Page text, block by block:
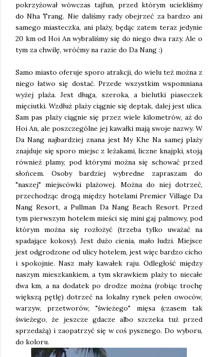
pokrzyżował wówczas tajfun, przed którym uciekliśmy
do Nha Trang. Nie daliśmy rady obejrzeć za bardzo ani
samego miasteczka, ani plaży, będąc zatem teraz jedynie
20 km od Hoi An wybraliśmy się do niego dwa razy. Ale o
tym za chwilę, wróćmy na razie do Da Nang :)
Samo miasto oferuje sporo atrakcji, do wielu też można z
niego łatwo się dostać. Przede wszystkim wspomniana
wyżej plaża. Jest długa, szeroka, a bielutki piaseczek
mięciutki. Wzdłuż plaży ciągnie się deptak, dalej jest ulica.
Sam pas plaży ciągnie się przez wiele kilometrów, aż do
Hoi An, ale poszczególne jej kawałki mają swoje nazwy. W
Da Nang najbardziej znana jest My Khe Na samej plaży
znajduje się sporo miejsc z leżakami, liczne knajpki, stoją
również plamy, pod którymi można się schować przed
słońcem. Osoby bardziej wybredne zapraszam do
"naszej" miejscówki plażowej. Można do niej dotrzeć,
przechodząc drogą między hotelami Premier Village Da
Nang Resort, a Pullman Da Nang Beach Resort. Przed
tym pierwszym hotelem mieści się mini gaj palmowy, pod
którym można się rozłożyć (trzeba tylko uważać na
spadające kokosy). Jest dużo cienia, mało ludzi. Miejsce
jest odgrodzone od ulicy hotelem, jest więc bardzo cicho
i spokojnie. Nasz mały kawałek raju. Odległość między
naszym mieszkankiem, a tym skrawkiem plaży to niecałe
dwa km, a na dodatek po drodze można (robiąc trochę
większą pętlę) dotrzeć na lokalny rynek pełen owoców,
warzyw, przetworów, "świeżego" mięsa (czasem tak
świeżego, że jeszcze gdacze albo szczeka tuż przed
sprzedażą) i zaopatrzyć się w coś pysznego. Do wyboru,
do koloru.